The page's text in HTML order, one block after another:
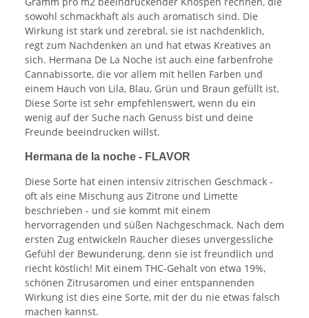
sowohl schmackhaft als auch aromatisch sind. Die
Wirkung ist stark und zerebral, sie ist nachdenklich,
regt zum Nachdenken an und hat etwas Kreatives an
sich. Hermana De La Noche ist auch eine farbenfrohe
Cannabissorte, die vor allem mit hellen Farben und
einem Hauch von Lila, Blau, Grün und Braun gefüllt ist.
Diese Sorte ist sehr empfehlenswert, wenn du ein
wenig auf der Suche nach Genuss bist und deine
Freunde beeindrucken willst.
Hermana de la noche - FLAVOR
Diese Sorte hat einen intensiv zitrischen Geschmack -
oft als eine Mischung aus Zitrone und Limette
beschrieben - und sie kommt mit einem
hervorragenden und süßen Nachgeschmack. Nach dem
ersten Zug entwickeln Raucher dieses unvergessliche
Gefühl der Bewunderung, denn sie ist freundlich und
riecht köstlich! Mit einem THC-Gehalt von etwa 19%,
schönen Zitrusaromen und einer entspannenden
Wirkung ist dies eine Sorte, mit der du nie etwas falsch
machen kannst.